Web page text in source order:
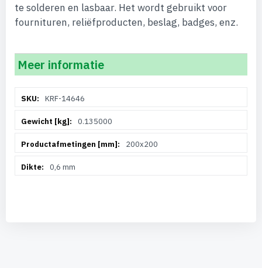
te solderen en lasbaar. Het wordt gebruikt voor
fournituren, reliëfproducten, beslag, badges, enz.
Meer informatie
informatieKRF-14646
0.135000
200x200
0,6 mm